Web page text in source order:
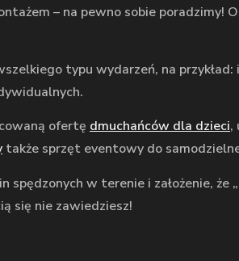
– na pewno sobie
typu wydarzeń, na
ofertę dmuchańców dla dzieci,
także sprzęt eventowy do
w terenie i założenie,
się nie zawiedziesz!